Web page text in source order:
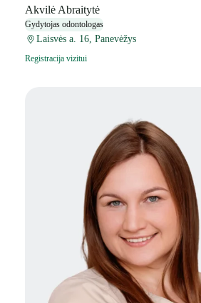
Akvilė Abraitytė
Gydytojas odontologas
Laisvės a. 16, Panevėžys
Registracija vizitui